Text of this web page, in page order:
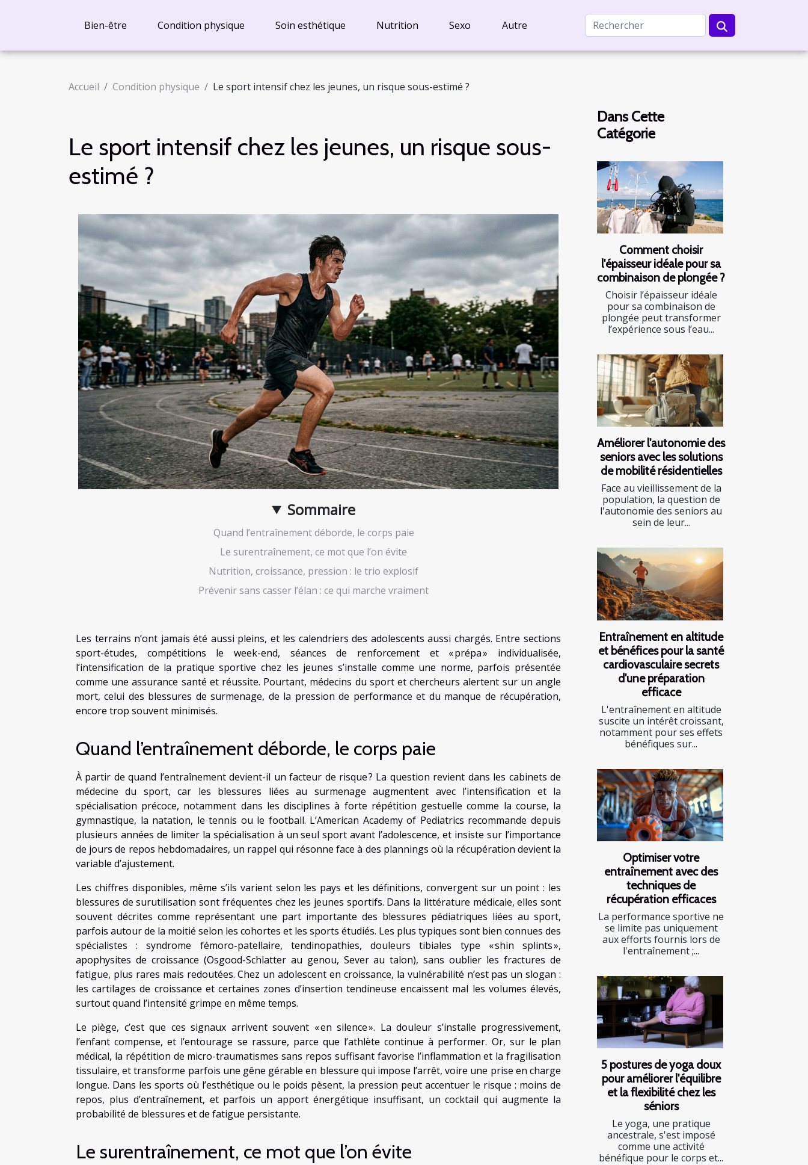
Bien-être Condition physique Soin esthétique Nutrition Sexo Autre
Accueil Condition physique Le sport intensif chez les jeunes, un risque sous-estimé ?
Le sport intensif chez les jeunes, un risque sous-
estimé ?
Sommaire
Quand l’entraînement déborde, le corps paie
Le surentraînement, ce mot que l’on évite
Nutrition, croissance, pression : le trio explosif
Prévenir sans casser l’élan : ce qui marche vraiment
Les terrains n’ont jamais été aussi pleins, et les calendriers des adolescents aussi chargés. Entre sections
sport-études, compétitions le week-end, séances de renforcement et « prépa » individualisée,
l’intensification de la pratique sportive chez les jeunes s’installe comme une norme, parfois présentée
comme une assurance santé et réussite. Pourtant, médecins du sport et chercheurs alertent sur un angle
mort, celui des blessures de surmenage, de la pression de performance et du manque de récupération,
encore trop souvent minimisés.
Quand l’entraînement déborde, le corps paie
À partir de quand l’entraînement devient-il un facteur de risque ? La question revient dans les cabinets de
médecine du sport, car les blessures liées au surmenage augmentent avec l’intensification et la
spécialisation précoce, notamment dans les disciplines à forte répétition gestuelle comme la course, la
gymnastique, la natation, le tennis ou le football. L’American Academy of Pediatrics recommande depuis
plusieurs années de limiter la spécialisation à un seul sport avant l’adolescence, et insiste sur l’importance
de jours de repos hebdomadaires, un rappel qui résonne face à des plannings où la récupération devient la
variable d’ajustement.
Les chiffres disponibles, même s’ils varient selon les pays et les définitions, convergent sur un point : les
blessures de surutilisation sont fréquentes chez les jeunes sportifs. Dans la littérature médicale, elles sont
souvent décrites comme représentant une part importante des blessures pédiatriques liées au sport,
parfois autour de la moitié selon les cohortes et les sports étudiés. Les plus typiques sont bien connues des
spécialistes : syndrome fémoro-patellaire, tendinopathies, douleurs tibiales type « shin splints »,
apophysites de croissance (Osgood-Schlatter au genou, Sever au talon), sans oublier les fractures de
fatigue, plus rares mais redoutées. Chez un adolescent en croissance, la vulnérabilité n’est pas un slogan :
les cartilages de croissance et certaines zones d’insertion tendineuse encaissent mal les volumes élevés,
surtout quand l’intensité grimpe en même temps.
Le piège, c’est que ces signaux arrivent souvent « en silence ». La douleur s’installe progressivement,
l’enfant compense, et l’entourage se rassure, parce que l’athlète continue à performer. Or, sur le plan
médical, la répétition de micro-traumatismes sans repos suffisant favorise l’inflammation et la fragilisation
tissulaire, et transforme parfois une gêne gérable en blessure qui impose l’arrêt, voire une prise en charge
longue. Dans les sports où l’esthétique ou le poids pèsent, la pression peut accentuer le risque : moins de
repos, plus d’entraînement, et parfois un apport énergétique insuffisant, un cocktail qui augmente la
probabilité de blessures et de fatigue persistante.
Le surentraînement, ce mot que l’on évite
Dans Cette
Catégorie
Comment choisir
l'épaisseur idéale pour sa
combinaison de plongée ?
Choisir l’épaisseur idéale
pour sa combinaison de
plongée peut transformer
l’expérience sous l’eau...
Améliorer l'autonomie des
seniors avec les solutions
de mobilité résidentielles
Face au vieillissement de la
population, la question de
l'autonomie des seniors au
sein de leur...
Entraînement en altitude
et bénéfices pour la santé
cardiovasculaire secrets
d'une préparation
efficace
L'entraînement en altitude
suscite un intérêt croissant,
notamment pour ses effets
bénéfiques sur...
Optimiser votre
entraînement avec des
techniques de
récupération efficaces
La performance sportive ne
se limite pas uniquement
aux efforts fournis lors de
l'entraînement ;...
5 postures de yoga doux
pour améliorer l'équilibre
et la flexibilité chez les
séniors
Le yoga, une pratique
ancestrale, s'est imposé
comme une activité
bénéfique pour le corps et...